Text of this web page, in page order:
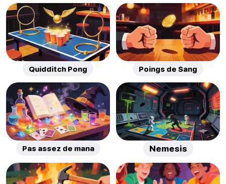
Quidditch Pong Poings de Sang
Pas assez de mana Nemesis